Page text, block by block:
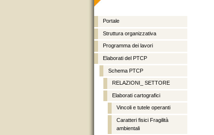
ai
contenuti.
Spostati
sulla
navigazione
Sezioni
Portale
Struttura organizzativa
Programma dei lavori
Elaborati del PTCP
Schema PTCP
RELAZIONI_ SETTORE
Elaborati cartografici
Vincoli e tutele operanti
Caratteri fisici Fragilità
ambientali